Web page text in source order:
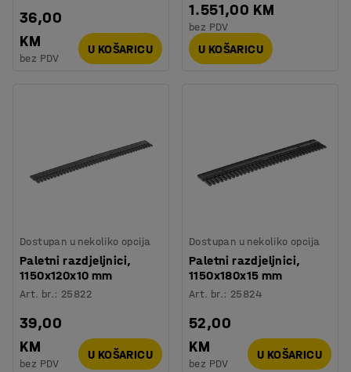
36,00
KM
bez PDV
U KOŠARICU
1.551,00 KM
bez PDV
U KOŠARICU
Dostupan u nekoliko opcija
Paletni razdjeljnici,
1150x120x10 mm
Art. br.: 25822
39,00
KM
bez PDV
U KOŠARICU
Dostupan u nekoliko opcija
Paletni razdjeljnici,
1150x180x15 mm
Art. br.: 25824
52,00
KM
bez PDV
U KOŠARICU